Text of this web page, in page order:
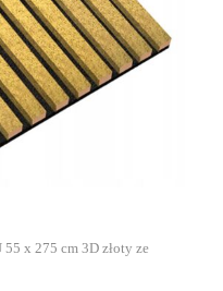
x 275 cm 3D złoty ze
cen: od 140,00 zł do 185,50 zł